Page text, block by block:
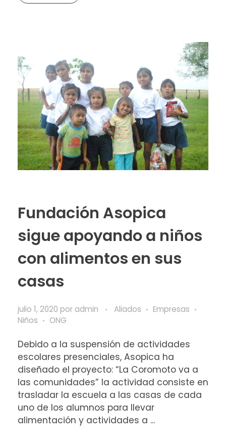
Fundación Asopica
sigue apoyando a niños
con alimentos en sus
casas
julio 1, 2020 por admin Aliados
Empresas
Niños
ONG
Debido a la suspensión de actividades
escolares presenciales, Asopica ha
diseñado el proyecto: “La Coromoto va a
las comunidades” la actividad consiste en
trasladar la escuela a las casas de cada
uno de los alumnos para llevar
alimentación y actividades a ...